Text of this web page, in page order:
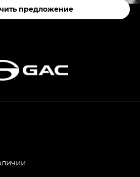
предложение